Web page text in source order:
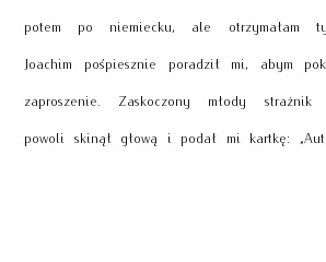
potem po niemiecku, ale otrzymałam
Joachim pośpiesznie poradził mi, abym
zaproszenie. Zaskoczony młody strażnik
powoli skinął głową i podał mi kartkę: